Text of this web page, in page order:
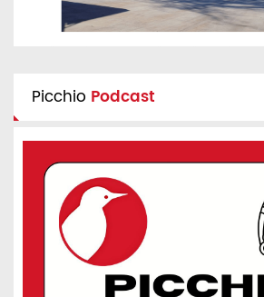
Picchio Podcast